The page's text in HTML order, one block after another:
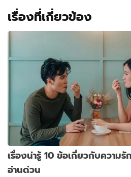
เรื่องที่เกี่ยวข้อง
เรื่องน่ารู้ 10 ข้อเกี่ยวกับความ
อ่านด่วน